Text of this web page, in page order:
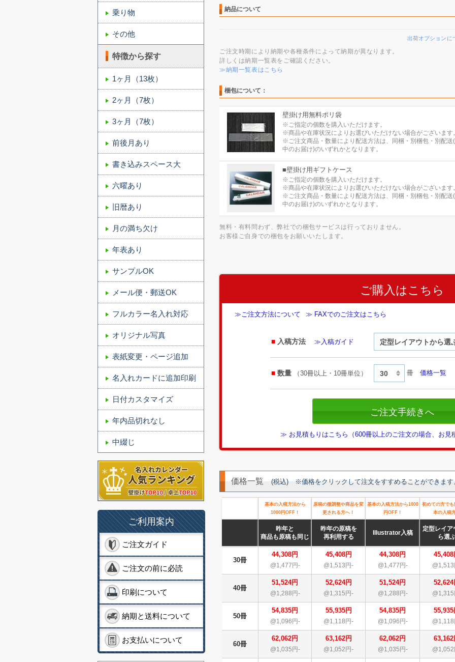
乗り物
その他
特徴から探す
1ヶ月（13枚）
2ヶ月（7枚）
3ヶ月（7枚）
前後月あり
書き込みスペース大
六曜あり
旧暦あり
月の満ち欠け
年表あり
サンプルOK
メール便・郵送OK
フルカラー名入れ対応
オリジナル写真
表紙変更・ページ追加
名入れカードに追加印刷
日付カスタマイズ
年内品切れなし
中綴じ
ご利用案内
ご注文ガイド
ご注文の前に必読
印刷について
納期と送料について
お支払いについて
納品について
出荷オプションに
ご注文時期により納期や各種条件によって納期が異なります。
詳しくは納期一覧表をご確認ください。
≫納期一覧表はこちら
梱包について：
壁掛け用無料ポリ袋
※ご指定の個数を購入いただけます。
※商品や在庫状況によりお選びいただけない場合がございます
※ご注文商品・数量により配送方法は、同梱・別梱包・別配送
中のお届け)のいずれかとなります。
■壁掛け用ギフトケース
※ご指定の個数を購入いただけます。
※商品や在庫状況によりお選びいただけない場合がございます
※ご注文商品・数量により配送方法は、同梱・別梱包・別配送
中のお届け)のいずれかとなります。
無料・有料問わず、弊社での梱包サービスは行っておりません。
お客様ご自身での梱包をお願いいたします。
ご購入はこちら
≫ご注文方法について ≫ FAXでのご注文はこちら
入稿方法 ≫入稿ガイド
数量 （30冊以上・10冊単位） 冊価格一覧
≫ お見積もりはこちら（600冊以上のご注文の場合、お見
価格一覧 (税込) ※価格をクリックして注文をすすめることができます
基本の入稿方法から
1000円OFF！
原稿の微調整や商品を変
更される方へ！
基本の入稿方法から1000
円OFF！
初めての方でも
本の入稿
昨年と
商品も原稿も同じ
昨年の原稿を
再利用する
Illustrator入稿
定型レイア
ら選
30冊
44,308円
@1,477円-
45,408円
@1,513円-
44,308円
@1,477円-
45,408
@1,513
40冊
51,524円
@1,288円-
52,624円
@1,315円-
51,524円
@1,288円-
52,624
@1,315
50冊
54,835円
@1,096円-
55,935円
@1,118円-
54,835円
@1,096円-
55,935
@1,118
60冊
62,062円
@1,035円-
63,162円
@1,052円-
62,062円
@1,035円-
63,162
@1,052